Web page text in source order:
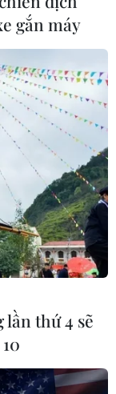
gắn máy
lần thứ 4 sẽ